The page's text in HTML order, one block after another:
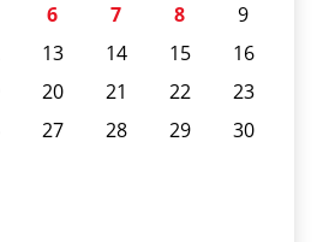
6 7 8
9
13 14 15
16
20 21 22
23
27 28 29
30